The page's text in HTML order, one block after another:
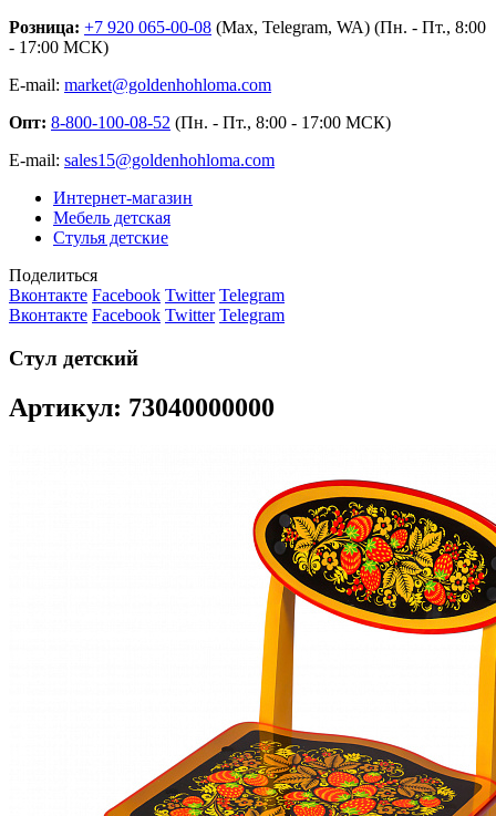
Розница: +7 920 065-00-08 (Max, Telegram, WA) (Пн. - Пт., 8:00
- 17:00 МСК)
E-mail: market@goldenhohloma.com
Опт: 8-800-100-08-52 (Пн. - Пт., 8:00 - 17:00 МСК)
E-mail: sales15@goldenhohloma.com
Интернет-магазин
Мебель детская
Стулья детские
Поделиться
Вконтакте Facebook Twitter Telegram
Вконтакте Facebook Twitter Telegram
Стул детский
Артикул: 73040000000